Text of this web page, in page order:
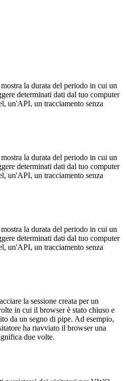
la durata del periodo in cui un
determinati dati dal tuo computer
un'API, un tracciamento senza
la durata del periodo in cui un
determinati dati dal tuo computer
un'API, un tracciamento senza
la durata del periodo in cui un
determinati dati dal tuo computer
un'API, un tracciamento senza
la sessione creata per un
in cui il browser è stato chiuso e
da un segno di pipe. Ad esempio,
ha riavviato il browser una
due volte.